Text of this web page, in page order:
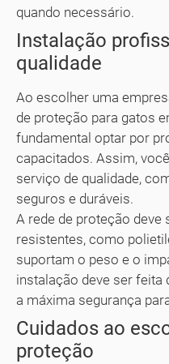
quando necessário.
Instalação
qualidade
Ao escolher uma
de proteção para gatos
fundamental optar por
capacitados. Assim,
serviço de qualidade,
seguros e duráveis.
A rede de proteção
resistentes, como
suportam o peso e o
instalação deve ser feita
a máxima segurança
Cuidados ao
proteção